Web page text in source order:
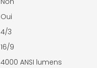
Oui
4/3
16/9
4000 ANSI lumens